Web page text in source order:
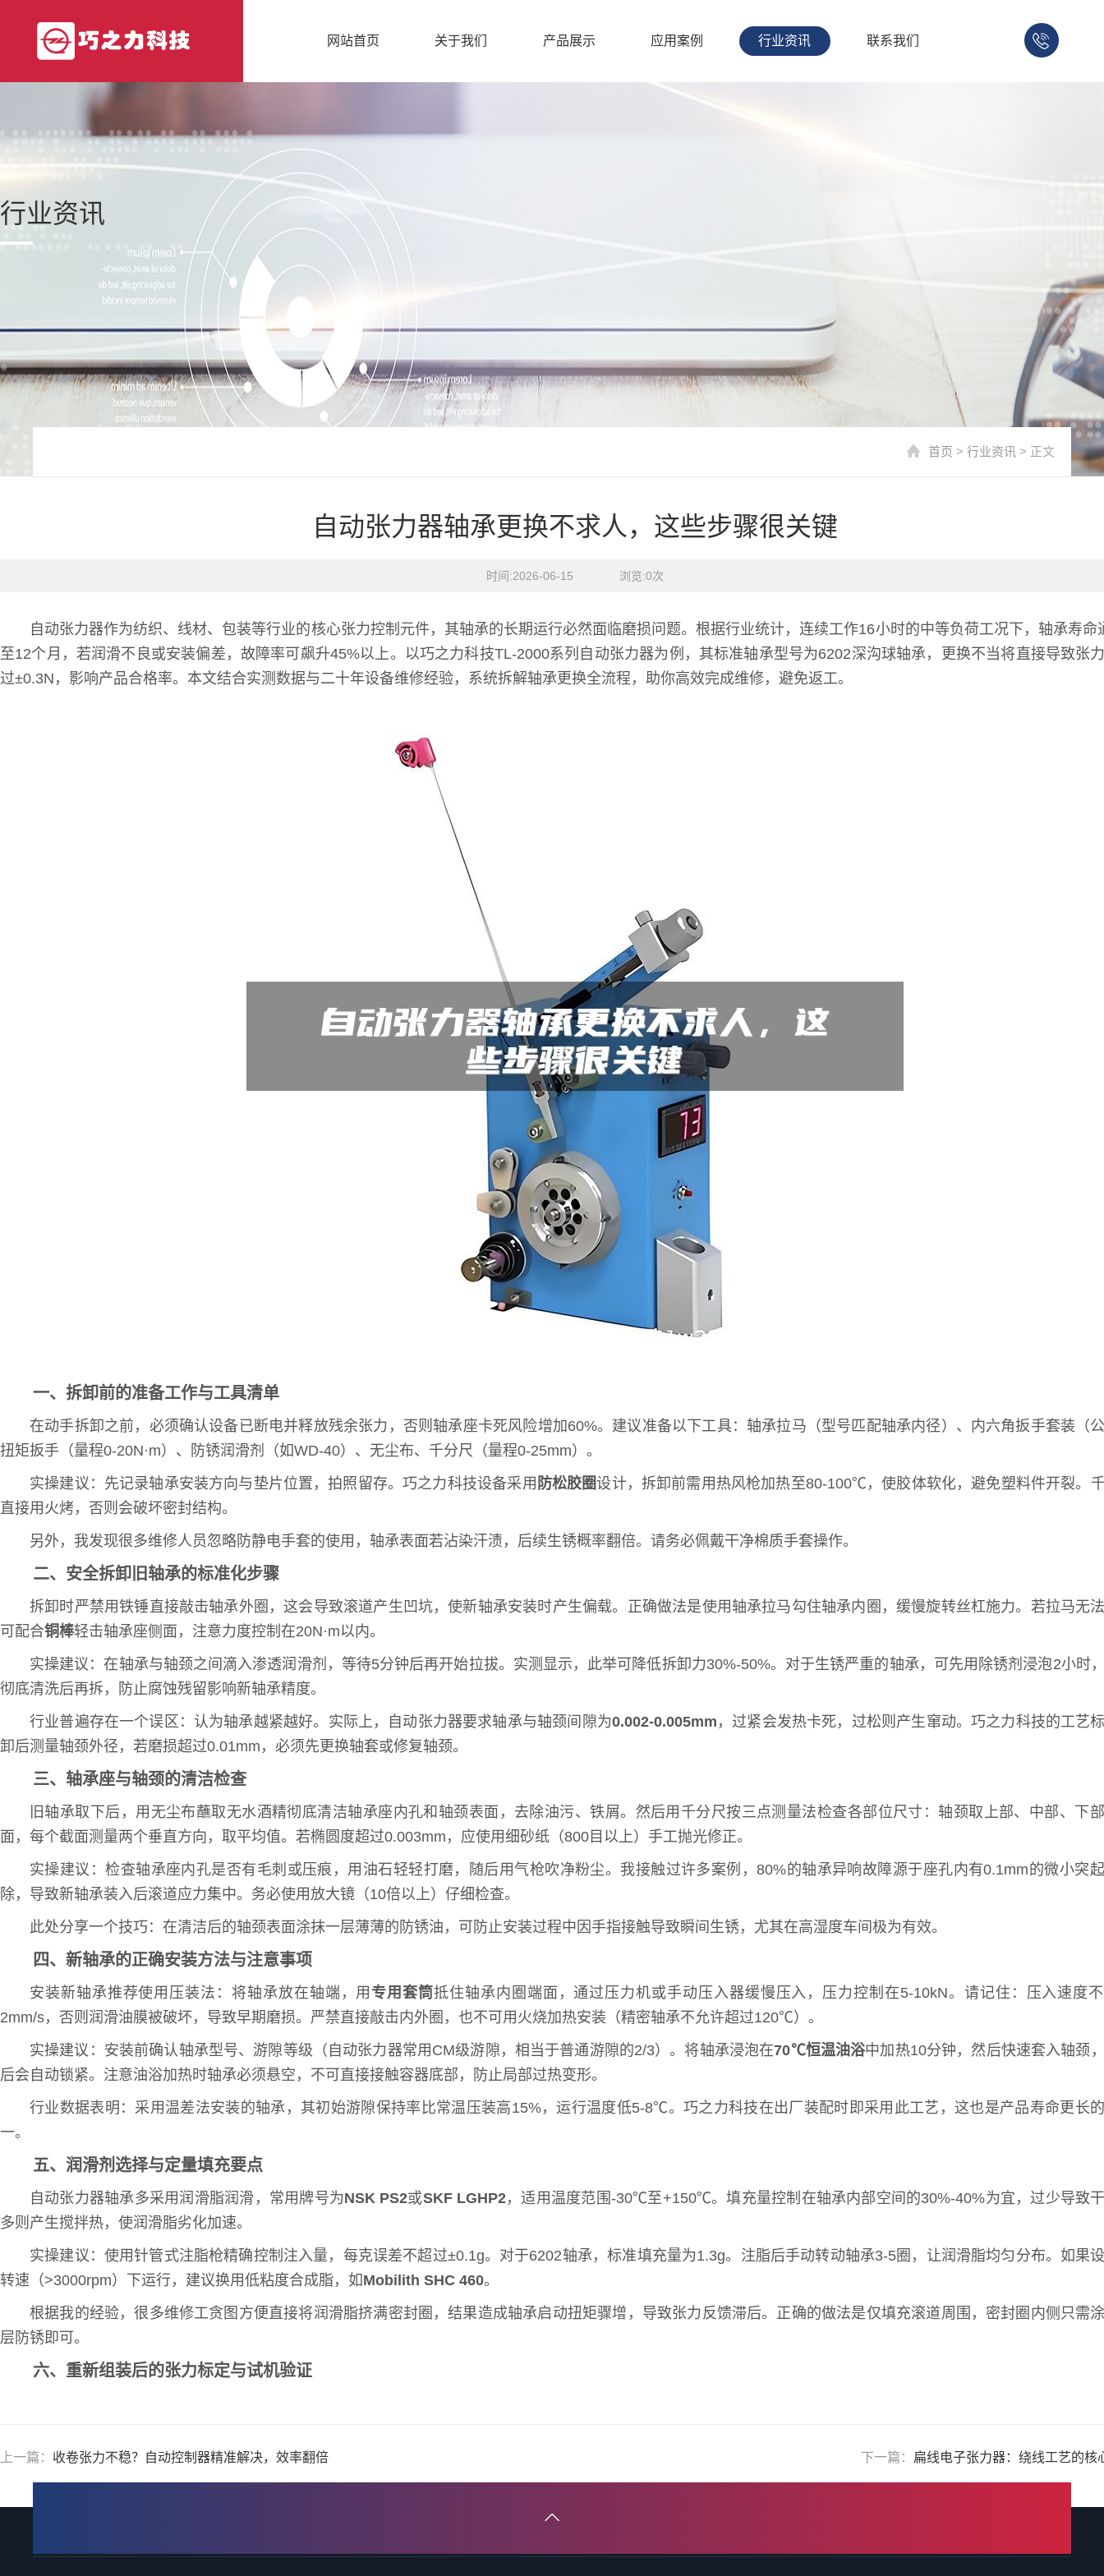
网站首页 关于我们 产品展示 应用案例 行业资讯 联系我们
行业资讯
首页 > 行业资讯 > 正文
自动张力器轴承更换不求人，这些步骤很关键
时间:2026-06-15    浏览:0次
自动张力器作为纺织、线材、包装等行业的核心张力控制元件，其轴承的长期运行必然面临磨损问题。根据行业统计，连续工作16小时的中等负荷工况下，轴承寿命
至12个月，若润滑不良或安装偏差，故障率可飙升45%以上。以巧之力科技TL-2000系列自动张力器为例，其标准轴承型号为6202深沟球轴承，更换不当将直接导致张
过±0.3N，影响产品合格率。本文结合实测数据与二十年设备维修经验，系统拆解轴承更换全流程，助你高效完成维修，避免返工。
一、拆卸前的准备工作与工具清单
在动手拆卸之前，必须确认设备已断电并释放残余张力，否则轴承座卡死风险增加60%。建议准备以下工具：轴承拉马（型号匹配轴承内径）、内六角扳手套装（
扭矩扳手（量程0-20N·m）、防锈润滑剂（如WD-40）、无尘布、千分尺（量程0-25mm）。
实操建议：先记录轴承安装方向与垫片位置，拍照留存。巧之力科技设备采用 防松胶圈设计，拆卸前需用热风枪加热至80-100℃，使胶体软化，避免塑料件开裂。
直接用火烤，否则会破坏密封结构。
另外，我发现很多维修人员忽略防静电手套的使用，轴承表面若沾染汗渍，后续生锈概率翻倍。请务必佩戴干净棉质手套操作。
二、安全拆卸旧轴承的标准化步骤
拆卸时严禁用铁锤直接敲击轴承外圈，这会导致滚道产生凹坑，使新轴承安装时产生偏载。正确做法是使用轴承拉马勾住轴承内圈，缓慢旋转丝杠施力。若拉马无
可配合铜棒轻击轴承座侧面，注意力度控制在20N·m以内。
实操建议：在轴承与轴颈之间滴入渗透润滑剂，等待5分钟后再开始拉拔。实测显示，此举可降低拆卸力30%-50%。对于生锈严重的轴承，可先用除锈剂浸泡2小时
彻底清洗后再拆，防止腐蚀残留影响新轴承精度。
行业普遍存在一个误区：认为轴承越紧越好。实际上，自动张力器要求轴承与轴颈间隙为0.002-0.005mm ，过紧会发热卡死，过松则产生窜动。巧之力科技的工艺
卸后测量轴颈外径，若磨损超过0.01mm，必须先更换轴套或修复轴颈。
三、轴承座与轴颈的清洁检查
旧轴承取下后，用无尘布蘸取无水酒精彻底清洁轴承座内孔和轴颈表面，去除油污、铁屑。然后用千分尺按三点测量法检查各部位尺寸：轴颈取上部、中部、下
面，每个截面测量两个垂直方向，取平均值。若椭圆度超过0.003mm，应使用细砂纸（800目以上）手工抛光修正。
实操建议：检查轴承座内孔是否有毛刺或压痕，用油石轻轻打磨，随后用气枪吹净粉尘。我接触过许多案例，80%的轴承异响故障源于座孔内有0.1mm的微小突
除，导致新轴承装入后滚道应力集中。务必使用放大镜（10倍以上）仔细检查。
此处分享一个技巧：在清洁后的轴颈表面涂抹一层薄薄的防锈油，可防止安装过程中因手指接触导致瞬间生锈，尤其在高湿度车间极为有效。
四、新轴承的正确安装方法与注意事项
安装新轴承推荐使用压装法：将轴承放在轴端，用 专用套筒抵住轴承内圈端面，通过压力机或手动压入器缓慢压入，压力控制在5-10kN。请记住：压入速度
2mm/s，否则润滑油膜被破坏，导致早期磨损。严禁直接敲击内外圈，也不可用火烧加热安装（精密轴承不允许超过120℃）。
实操建议：安装前确认轴承型号、游隙等级（自动张力器常用CM级游隙，相当于普通游隙的2/3）。将轴承浸泡在70℃恒温油浴中加热10分钟，然后快速套入轴颈
后会自动锁紧。注意油浴加热时轴承必须悬空，不可直接接触容器底部，防止局部过热变形。
行业数据表明：采用温差法安装的轴承，其初始游隙保持率比常温压装高15%，运行温度低5-8℃。巧之力科技在出厂装配时即采用此工艺，这也是产品寿命更长
一。
五、润滑剂选择与定量填充要点
自动张力器轴承多采用润滑脂润滑，常用牌号为NSK PS2或SKF LGHP2，适用温度范围-30℃至+150℃。填充量控制在轴承内部空间的30%-40%为宜，过少导致
多则产生搅拌热，使润滑脂劣化加速。
实操建议：使用针管式注脂枪精确控制注入量，每克误差不超过±0.1g。对于6202轴承，标准填充量为1.3g。注脂后手动转动轴承3-5圈，让润滑脂均匀分布。如果
转速（>3000rpm）下运行，建议换用低粘度合成脂，如Mobilith SHC 460。
根据我的经验，很多维修工贪图方便直接将润滑脂挤满密封圈，结果造成轴承启动扭矩骤增，导致张力反馈滞后。正确的做法是仅填充滚道周围，密封圈内侧只需
层防锈即可。
六、重新组装后的张力标定与试机验证
上一篇： 收卷张力不稳？自动控制器精准解决，效率翻倍 下一篇： 扁线电子张力器：绕线工艺的核